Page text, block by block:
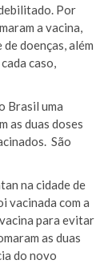
Por
a vacina,
doenças, além
caso,
Brasil uma
as duas doses
São
na cidade de
vacinada com a
para evitar
as duas
do novo